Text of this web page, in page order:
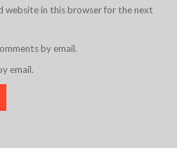
website in this browser for the next
by email.
email.